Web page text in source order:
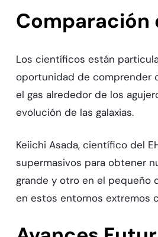
Comparación
Los científicos están
oportunidad de comprender
el gas alrededor de los
evolución de las galaxias.
Keiichi Asada, científico del
supermasivos para obtener
grande y otro en el pequeño
en estos entornos extremos